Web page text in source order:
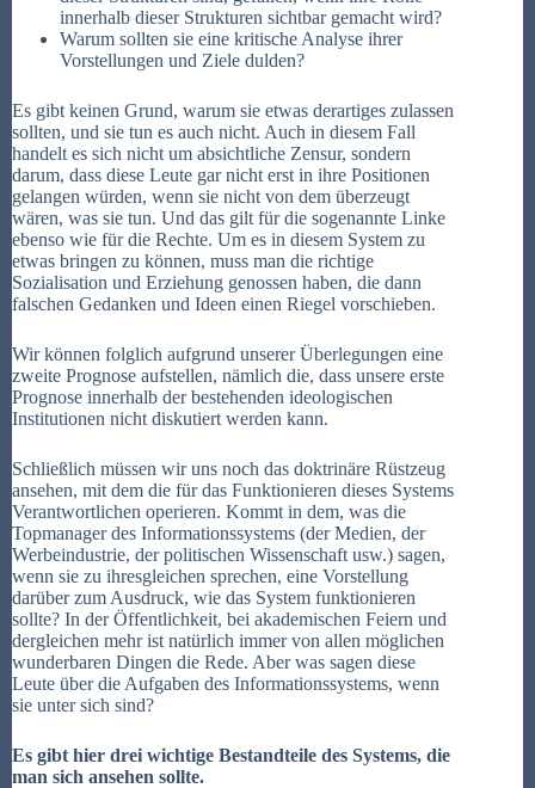
innerhalb dieser Strukturen sichtbar gemacht wird?
Warum sollten sie eine kritische Analyse ihrer
Vorstellungen und Ziele dulden?
Es gibt keinen Grund, warum sie etwas derartiges zulassen
sollten, und sie tun es auch nicht. Auch in diesem Fall
handelt es sich nicht um absichtliche Zensur, sondern
darum, dass diese Leute gar nicht erst in ihre Positionen
gelangen würden, wenn sie nicht von dem überzeugt
wären, was sie tun. Und das gilt für die sogenannte Linke
ebenso wie für die Rechte. Um es in diesem System zu
etwas bringen zu können, muss man die richtige
Sozialisation und Erziehung genossen haben, die dann
falschen Gedanken und Ideen einen Riegel vorschieben.
Wir können folglich aufgrund unserer Überlegungen eine
zweite Prognose aufstellen, nämlich die, dass unsere erste
Prognose innerhalb der bestehenden ideologischen
Institutionen nicht diskutiert werden kann.
Schließlich müssen wir uns noch das doktrinäre Rüstzeug
ansehen, mit dem die für das Funktionieren dieses Systems
Verantwortlichen operieren. Kommt in dem, was die
Topmanager des Informationssystems (der Medien, der
Werbeindustrie, der politischen Wissenschaft usw.) sagen,
wenn sie zu ihresgleichen sprechen, eine Vorstellung
darüber zum Ausdruck, wie das System funktionieren
sollte? In der Öffentlichkeit, bei akademischen Feiern und
dergleichen mehr ist natürlich immer von allen möglichen
wunderbaren Dingen die Rede. Aber was sagen diese
Leute über die Aufgaben des Informationssystems, wenn
sie unter sich sind?
Es gibt hier drei wichtige Bestandteile des Systems, die
man sich ansehen sollte.